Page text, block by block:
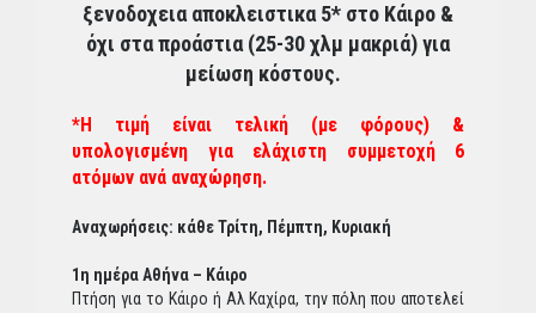
ξενοδοχεια αποκλειστικα 5* στο Κάιρο &
όχι στα προάστια (25-30 χλμ μακριά) για
μείωση κόστους.
*Η τιμή είναι τελική (με φόρους) &
υπολογισμένη για ελάχιστη συμμετοχή 6
ατόμων ανά αναχώρηση.
Αναχωρήσεις: κάθε Τρίτη, Πέμπτη, Κυριακή
1η ημέρα Αθήνα – Κάιρο
Πτήση για το Kάιρο ή Αλ Καχίρα, την πόλη που αποτελεί